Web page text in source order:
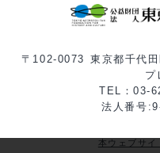
〒102-0073 東京都千代
プ
TEL：03-
法人番号
本ウェブサイ